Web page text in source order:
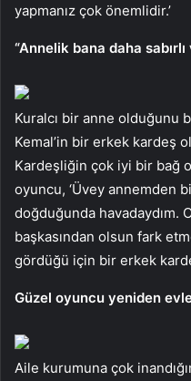
yapmanız çok önemlidir.’
“Annelik bana daha
Kuralcı bir anne olduğunu
Kemal’in bir erkek kardeş
Kardeşliğin çok iyi bir bağ
oyuncu, ‘Üvey annemden
doğduğunda havadaydım.
başkasından olsun fark
gördüğü için bir erkek
Güzel oyuncu yeniden
Aile kurumuna çok